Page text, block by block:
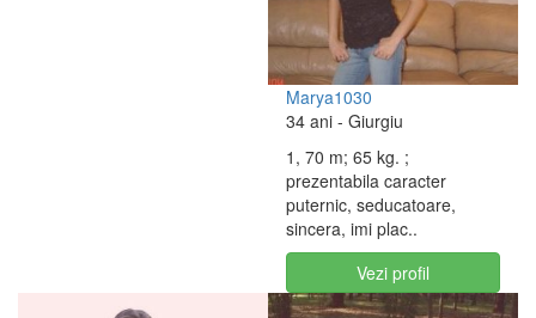
Marya1030
34 ani - Giurgiu
1, 70 m; 65 kg. ;
prezentabila caracter
puternic, seducatoare,
sincera, imi plac..
Vezi profil